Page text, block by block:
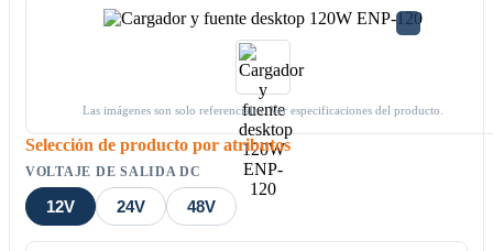
Las imágenes son solo referenciales. Ver especificaciones del producto.
Selección de producto por atributos
VOLTAJE DE SALIDA DC
12V 24V 48V